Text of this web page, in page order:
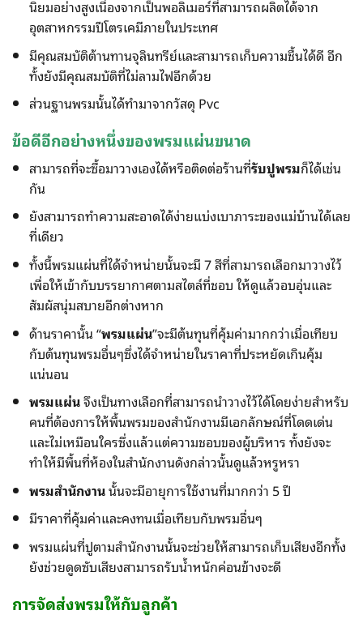
นิยมอย่างสูงเนื่องจากเป็นพอลิเมอร์ที่สามารถผลิตได้จาก
อุตสาหกรรมปีโตรเคมีภายในประเทศ
มีคุณสมบัติต้านทานจุลินทรีย์เเละสามารถเก็บความชื้นได้ดี อีก
ทั้งยังมีคุณสมบัติที่ไม่ลามไฟอีกด้วย
ส่วนฐานพรมนั้นได้ทำมาจากวัสดุ Pvc
ข้อดีอีกอย่างหนึ่งของพรมแผ่นขนาด
สามารถที่จะซื้อมาวางเองได้หรือติดต่อร้านที่รับปูพรมก็ได้เช่น
กัน
ยังสามารถทำความสะอาดได้ง่ายแบ่งเบาภาระของแม่บ้านได้เลย
ที่เดียว
ทั้งนี้พรมแผ่นที่ได้จำหน่ายนั้นจะมี 7 สีที่สามารถเลือกมาวางไว้
เพื่อให้เข้ากับบรรยากาศตามสไตล์ที่ชอบ ให้ดูแล้วอบอุ่นและ
สัมผัสนุ่มสบายอีกต่างหาก
ด้านราคานั้น “พรมแผ่น”จะมีต้นทุนที่คุ้มค่ามากกว่าเมื่อเทียบ
กับต้นทุนพรมอื่นๆซึ่งได้จำหน่ายในราคาที่ประหยัดเกินคุ้ม
แน่นอน
พรมแผ่นจึงเป็นทางเลือกที่สามารถนำวางไว้ได้โดยง่ายสำหรับ
คนที่ต้องการให้พื้นพรมของสำนักงานมีเอกลักษณ์ที่โดดเด่น
และไม่เหมือนใครซึ่งแล้วแต่ความชอบของผู้บริหาร ทั้งยังจะ
ทำให้มีพื้นที่ห้องในสำนักงานดังกล่าวนั้นดูแล้วหรูหรา
พรมสำนักงานนั้นจะมีอายุการใช้งานที่มากกว่า 5 ปี
มีราคาที่คุ้มค่าและคงทนเมื่อเทียบกับพรมอื่นๆ
พรมแผ่นที่ปูตามสำนักงานนั้นจะช่วยให้สามารถเก็บเสียงอีกทั้ง
ยังช่วยดูดซับเสียงสามารถรับน้ำหนักค่อนข้างจะดี
การจัดส่งพรมให้กับลูกค้า